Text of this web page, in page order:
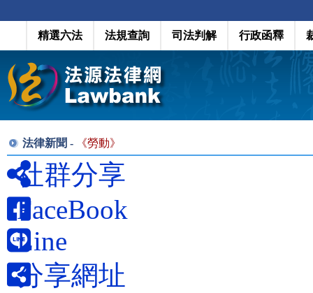
精選六法 法規查詢 司法判解 行政函釋
法律新聞 - 《勞動》
社群分享
FaceBook
Line
分享網址